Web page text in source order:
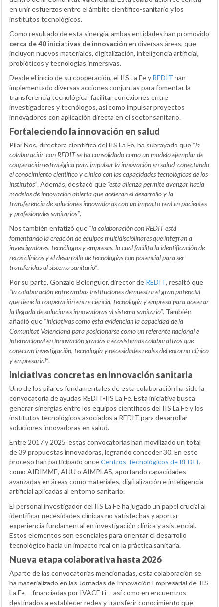
en unir esfuerzos entre el ámbito científico-sanitario y los
institutos tecnológicos.
Como resultado de esta sinergia, ambas entidades han promovido
cerca de 40 iniciativas de innovación en diversas áreas, que
incluyen nuevos materiales, digitalización, inteligencia artificial,
probióticos y tecnologías inmersivas.
Desde el inicio de su cooperación, el IIS La Fe y REDIT han
implementado diversas acciones conjuntas para fomentar la
transferencia tecnológica, facilitar conexiones entre
investigadores y tecnólogos, así como impulsar proyectos
innovadores con aplicación directa en el sector sanitario.
Fortaleciendo la innovación en salud
Pilar Nos, directora científica del IIS La Fe, ha subrayado que “la
colaboración con REDIT se ha consolidado como un modelo ejemplar de
cooperación estratégica para impulsar la innovación en salud, conectando
el conocimiento científico y clínico con las capacidades tecnológicas de los
institutos”. Además, destacó que “esta alianza permite avanzar hacia
modelos de innovación abierta que aceleran el desarrollo y la
transferencia de soluciones innovadoras con un impacto real en pacientes
y profesionales sanitarios”.
Nos también enfatizó que “la colaboración con REDIT está
fomentando la creación de equipos multidisciplinares que integran a
investigadores, tecnólogos y empresas, lo cual facilita la identificación de
retos clínicos y el desarrollo de tecnologías con potencial para ser
transferidas al sistema sanitario”.
Por su parte, Gonzalo Belenguer, director de REDIT, resaltó que
“la colaboración entre ambas instituciones demuestra el gran potencial
que tiene la cooperación entre ciencia, tecnología y empresa para acelerar
la llegada de soluciones innovadoras al sistema sanitario”. También
añadió que “iniciativas como esta evidencian la capacidad de la
Comunitat Valenciana para posicionarse como un referente nacional e
internacional en innovación gracias a ecosistemas colaborativos que
conectan investigación, tecnología y necesidades reales del entorno clínico
y empresarial”.
Iniciativas concretas en innovación sanitaria
Uno de los pilares fundamentales de esta colaboración ha sido la
convocatoria de ayudas REDIT-IIS La Fe. Esta iniciativa busca
generar sinergias entre los equipos científicos del IIS La Fe y los
institutos tecnológicos asociados a REDIT para desarrollar
soluciones innovadoras en salud.
Entre 2017 y 2025, estas convocatorias han movilizado un total
de 39 propuestas innovadoras, logrando conceder 30. En este
proceso han participado onceCentros Tecnológicos de REDIT,
como AIDIMME, AIJU o AIMPLAS, aportando capacidades
avanzadas en áreas como materiales, digitalización e inteligencia
artificial aplicadas al entorno sanitario.
El personal investigador del IIS La Fe ha jugado un papel crucial al
identificar necesidades clínicas no satisfechas y aportar
experiencia fundamental en investigación clínica y asistencial.
Estos elementos son esenciales para orientar el desarrollo
tecnológico hacia un impacto real en la práctica sanitaria.
Nueva etapa colaborativa hasta 2026
Aparte de las convocatorias mencionadas, esta colaboración se
ha materializado en las Jornadas de Innovación Empresarial del IIS
La Fe —financiadas por IVACE+i— así como en encuentros
destinados a establecer redes y transferir conocimiento que